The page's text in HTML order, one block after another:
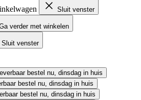
Sluit venster
verder met winkelen
Sluit venster
bestel nu, dinsdag in huis
bestel nu, dinsdag in huis
bestel nu, dinsdag in huis